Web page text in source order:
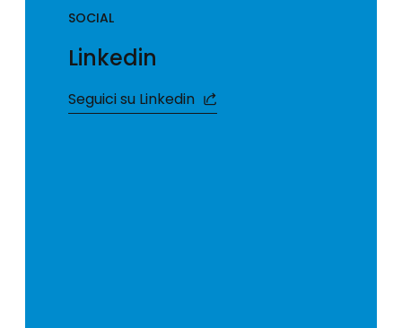
SOCIAL
Linkedin
Seguici su Linkedin